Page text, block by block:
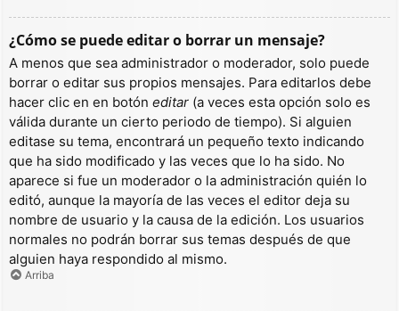
¿Cómo se puede editar o borrar un mensaje?
A menos que sea administrador o moderador, solo puede
borrar o editar sus propios mensajes. Para editarlos debe
hacer clic en en botón editar (a veces esta opción solo es
válida durante un cierto periodo de tiempo). Si alguien
editase su tema, encontrará un pequeño texto indicando
que ha sido modificado y las veces que lo ha sido. No
aparece si fue un moderador o la administración quién lo
editó, aunque la mayoría de las veces el editor deja su
nombre de usuario y la causa de la edición. Los usuarios
normales no podrán borrar sus temas después de que
alguien haya respondido al mismo.
Arriba